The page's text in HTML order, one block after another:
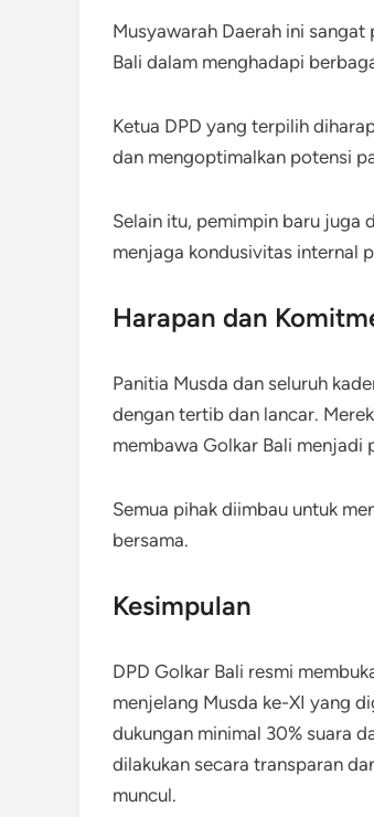
Musyawarah Daerah ini
Bali dalam menghadapi
Ketua DPD yang terpilih
dan mengoptimalkan potensi
Selain itu, pemimpin baru juga
menjaga kondusivitas internal
Harapan dan
Panitia Musda dan seluruh
dengan tertib dan lancar.
membawa Golkar Bali
Semua pihak diimbau untuk
bersama.
Kesimpulan
DPD Golkar Bali resmi
menjelang Musda ke-XI yang
dukungan minimal 30% suara
dilakukan secara transparan
muncul.